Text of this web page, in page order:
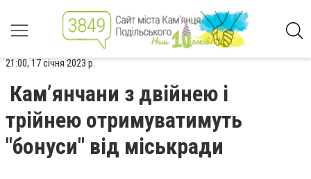
21:00, 17 січня 2023 р.
Кам’янчани з двійнею і
трійнею отримуватимуть
"бонуси" від міськради